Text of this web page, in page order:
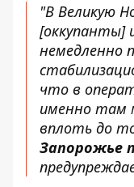
"В Великую
[оккупанты]
немедленно
что в
именно там
вплоть до
Запорожье